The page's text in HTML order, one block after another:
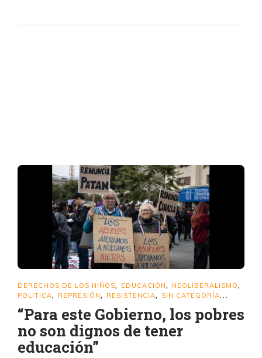
DERECHOS DE LOS NIÑOS, EDUCACIÓN, NEOLIBERALISMO,
POLITICA, REPRESIÓN, RESISTENCIA, SIN CATEGORÍA...
“Para este Gobierno, los pobres
no son dignos de tener
educación”